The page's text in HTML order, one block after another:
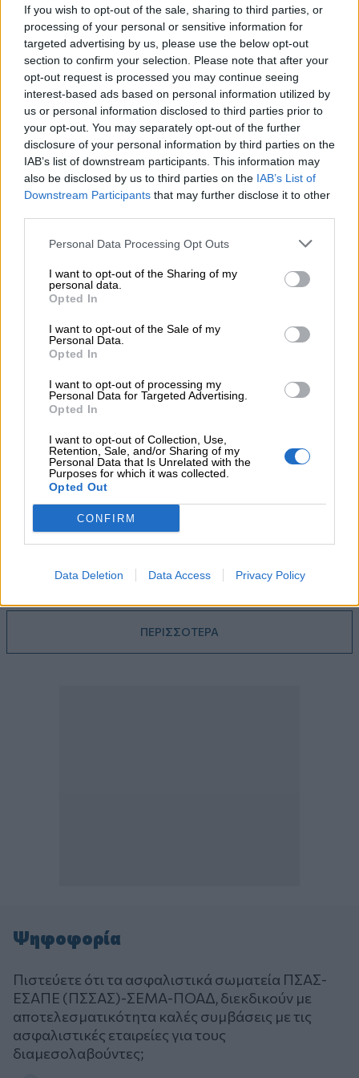
If you wish to opt-out of the sale, sharing to third parties, or
processing of your personal or sensitive information for
targeted advertising by us, please use the below opt-out
section to confirm your selection. Please note that after your
opt-out request is processed you may continue seeing
interest-based ads based on personal information utilized by
us or personal information disclosed to third parties prior to
your opt-out. You may separately opt-out of the further
disclosure of your personal information by third parties on the
IAB’s list of downstream participants. This information may
also be disclosed by us to third parties on the IAB’s List of
Downstream Participants that may further disclose it to other
Personal Data Processing Opt Outs
I want to opt-out of the Sharing of my
personal data.
Opted In
I want to opt-out of the Sale of my
Personal Data.
Opted In
I want to opt-out of processing my
Personal Data for Targeted Advertising.
Opted In
I want to opt-out of Collection, Use,
Retention, Sale, and/or Sharing of my
Personal Data that Is Unrelated with the
Purposes for which it was collected.
Opted Out
CONFIRM
Data Deletion Data Access Privacy Policy
Ξεκινούν οι αιτήσεις στο vouchers.gov.gr για το Πρόγραμμα
«Τουρισμός για όλους 2026-2027»
WWF: Περισσότερα από 180.000 στρέμματα καμένων
δασικών εκτάσεων στην Ελλάδα σε λίγες μόλις μέρες
05.08.2026 - 09:45
Η Ελλάδα που αντιστέκεται και επιμένει να μην ασφαλίζεται!
05.08.2026 - 09:20
ασφαλιστής στους πελάτες του
Το εκλογικό «καμπανάκι» της Goldman Sachs, η ισχυρή
πιστωτική επέκταση των ελληνικών τραπεζών, το «πάρτι»
στις αγορές, οι «κρυμμένες» αξίες της ΓΕΚ ΤΕΡΝΑ
05.08.2026 - 08:37
Ιωάννης Μπολέτης – ΩΝΑΣΕΙΟ
04.08.2026 - 15:33
ERGO Hellas: Μέτρα στήριξης για τους πληγέντες
04.08.2026 - 12:40
Τράπεζα Κύπρου: Ενισχυμένες κατά 31% οι ασφαλιστικές
υπηρεσίες - Κέρδη €252 εκατ. (+7%) και ROTE 18.8% στο
04.08.2026 - 11:49
Ινστιτούτο ΟΦΘΑΛΜΟΣ
ΠΕΡΙΣΣΟΤΕΡΑ
Ψηφοφορία
Πιστεύετε ότι τα ασφαλιστικά σωματεία ΠΣΑΣ-
ΕΣΑΠΕ (ΠΣΣΑΣ)-ΣΕΜΑ-ΠΟΑΔ, διεκδικούν με
αποτελεσματικότητα καλές συμβάσεις με τις
ασφαλιστικές εταιρείες για τους
διαμεσολαβούντες;